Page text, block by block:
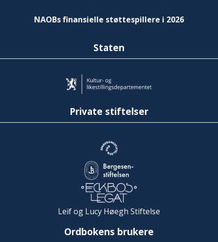
NAOBs finansielle støttespillere i 2026
Staten
Private stiftelser
Leif og Lucy Høegh Stiftelse
Ordbokens brukere